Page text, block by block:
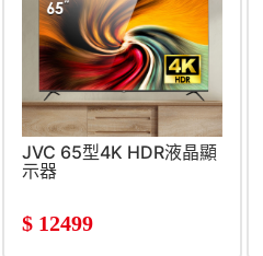
JVC 65型4K HDR液晶顯
示器
$ 12499